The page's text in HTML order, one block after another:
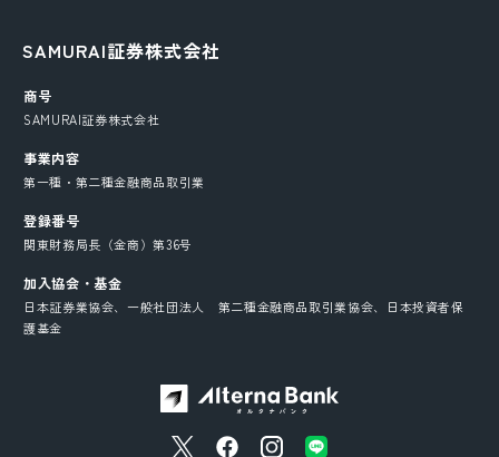
SAMURAI証券株式会社
商号
SAMURAI証券株式会社
事業内容
第一種・第二種金融商品取引業
登録番号
関東財務局長（金商）第36号
加入協会・基金
日本証券業協会、一般社団法人 第二種金融商品取引業協会、日本投資者保
護基金